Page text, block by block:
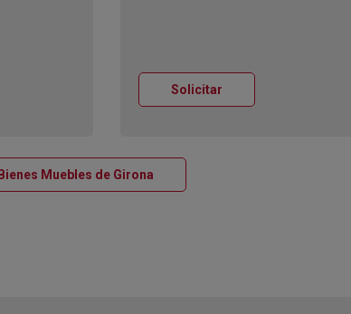
Solicitar
Muebles de Girona